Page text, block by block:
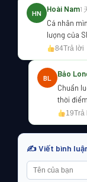
HN Hoài Nam1
Cá nhân
lượng của
84Trả lời
BL Bảo
Chuẩn
thời
19Trả
✍️ Viết bình